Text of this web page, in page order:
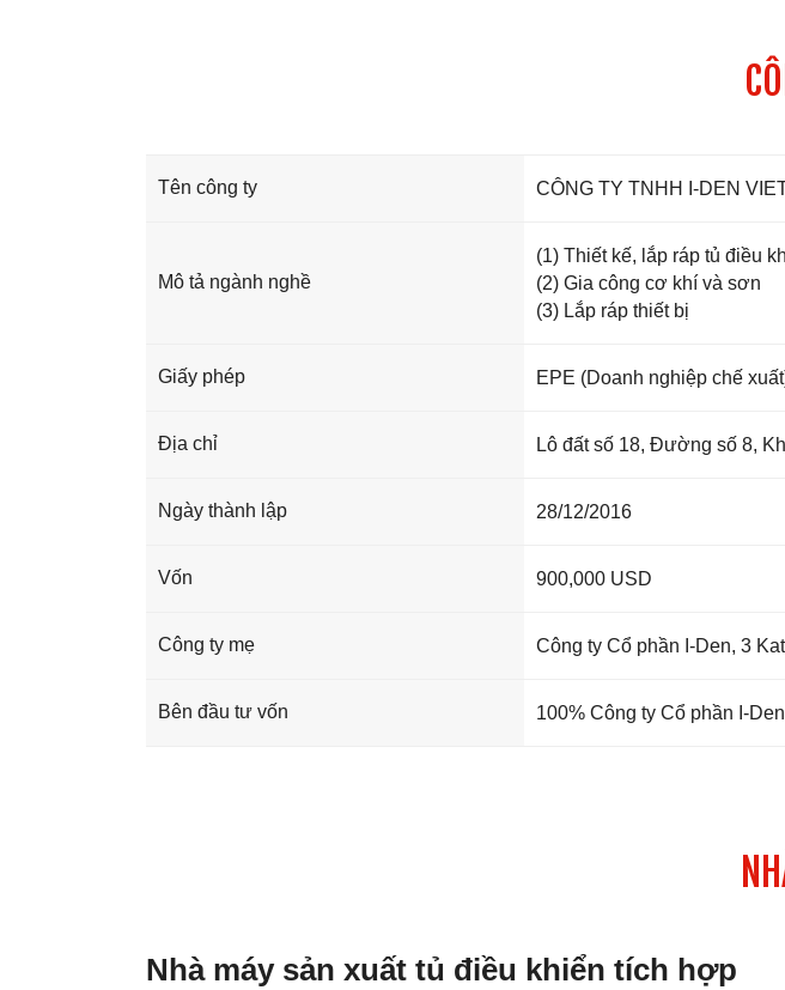
Tên công ty CÔNG TY TNHH I-DEN
Mô tả ngành nghề
(1) Thiết kế, lắp ráp tủ điều
(2) Gia công cơ khí và sơn
(3) Lắp ráp thiết bị
Giấy phép EPE (Doanh nghiệp chế
Địa chỉ Lô đất số 18, Đường số 8,
Ngày thành lập 28/12/2016
Vốn 900,000 USD
Công ty mẹ Công ty Cổ phần I-Den, 3
Bên đầu tư vốn 100% Công ty Cổ phần I-Den
Nhà máy sản xuất tủ điều khiển tích hợp